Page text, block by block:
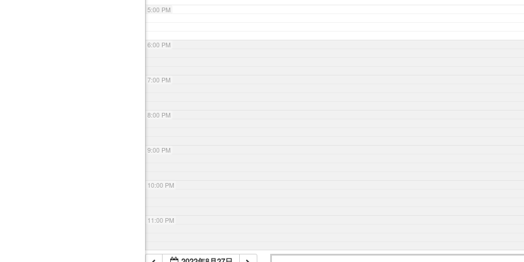
5:00 PM
6:00 PM
7:00 PM
8:00 PM
9:00 PM
10:00 PM
11:00 PM